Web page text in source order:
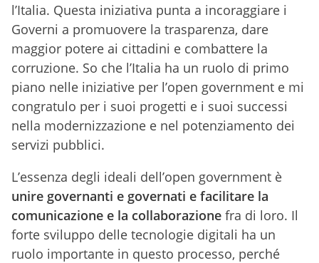
l’Italia. Questa iniziativa punta a incoraggiare i
Governi a promuovere la trasparenza, dare
maggior potere ai cittadini e combattere la
corruzione. So che l’Italia ha un ruolo di primo
piano nelle iniziative per l’open government e mi
congratulo per i suoi progetti e i suoi successi
nella modernizzazione e nel potenziamento dei
servizi pubblici.
L’essenza degli ideali dell’open government è
unire governanti e governati e facilitare la
comunicazione e la collaborazione fra di loro. Il
forte sviluppo delle tecnologie digitali ha un
ruolo importante in questo processo, perché